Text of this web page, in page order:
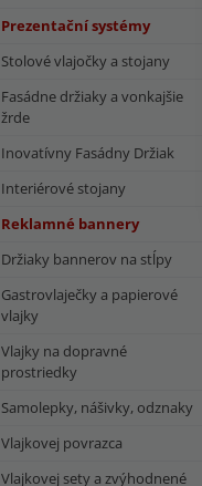
Prezentační systémy
Stolové vlajočky a stojany
Fasádne držiaky a vonkajšie
žrde
Inovatívny Fasádny Držiak
Interiérové stojany
Reklamné bannery
Držiaky bannerov na stĺpy
Gastrovlaječky a papierové
vlajky
Vlajky na dopravné
prostriedky
Samolepky, nášivky, odznaky
Vlajkovej povrazca
Vlajkovej sety a zvýhodnené